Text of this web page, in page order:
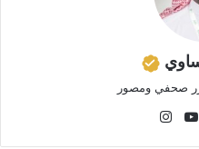
صحفي ومصور
‫X
‫Yo